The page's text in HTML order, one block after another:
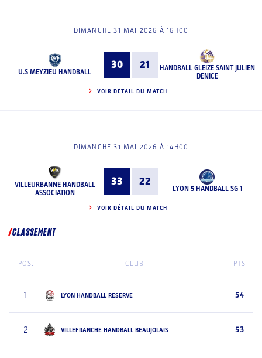
DIMANCHE 31 MAI 2026 À 16H00
U.S MEYZIEU HANDBALL
30 21
HANDBALL GLEIZE SAINT JULIEN
DENICE
VOIR DÉTAIL DU MATCH
DIMANCHE 31 MAI 2026 À 14H00
VILLEURBANNE HANDBALL
ASSOCIATION
33 22
LYON 5 HANDBALL SG 1
VOIR DÉTAIL DU MATCH
CLASSEMENT
POS. CLUB PTS
1 LYON HANDBALL RESERVE 54
2 VILLEFRANCHE HANDBALL BEAUJOLAIS 53